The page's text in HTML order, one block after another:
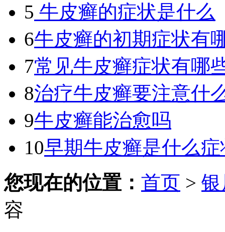
5 牛皮癣的症状是什么
6牛皮癣的初期症状有
7常见牛皮癣症状有哪
8治疗牛皮癣要注意什
9牛皮癣能治愈吗
10早期牛皮癣是什么症
您现在的位置： 首页 >
容